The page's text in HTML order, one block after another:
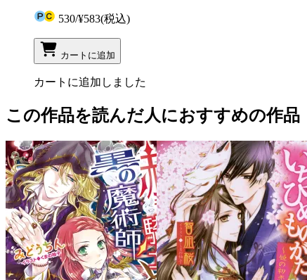
530/¥583(税込)
カートに追加
カートに追加しました
この作品を読んだ人におすすめの作品